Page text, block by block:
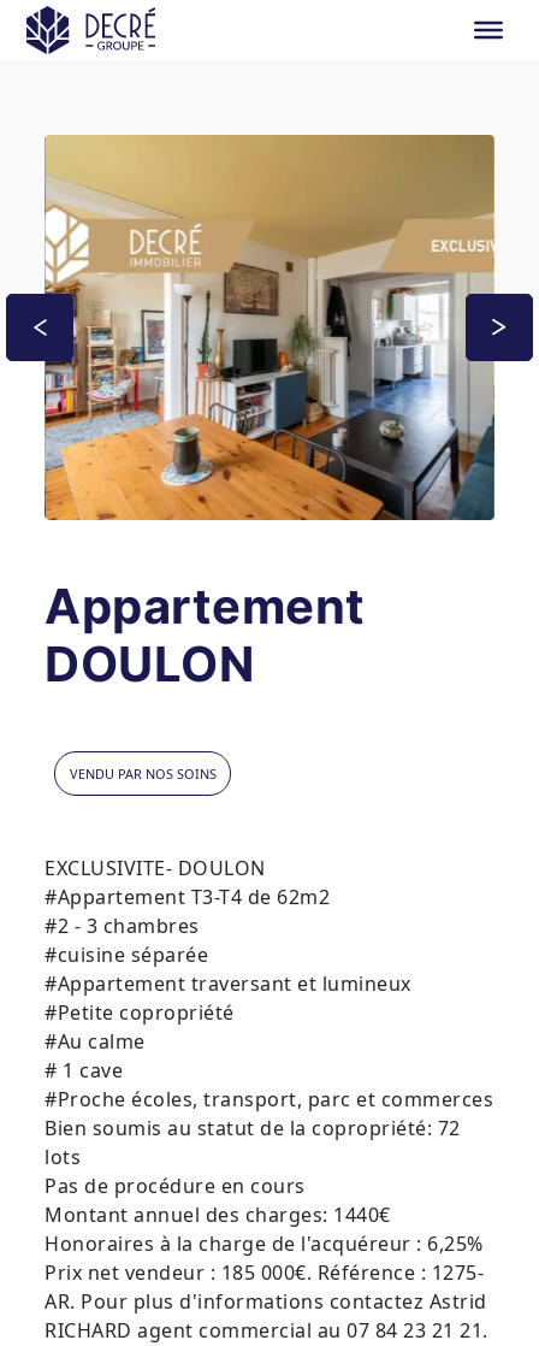
Appartement
DOULON
VENDU PAR NOS SOINS
EXCLUSIVITE- DOULON
#Appartement T3-T4 de 62m2
#2 - 3 chambres
#cuisine séparée
#Appartement traversant et lumineux
#Petite copropriété
#Au calme
# 1 cave
#Proche écoles, transport, parc et commerces
Bien soumis au statut de la copropriété: 72
lots
Pas de procédure en cours
Montant annuel des charges: 1440€
Honoraires à la charge de l'acquéreur : 6,25%
Prix net vendeur : 185 000€. Référence : 1275-
AR. Pour plus d'informations contactez Astrid
RICHARD agent commercial au 07 84 23 21 21.